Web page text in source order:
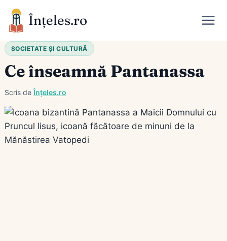
Skip
content
Înțeles.ro
SOCIETATE ȘI CULTURĂ
Ce înseamnă Pantanassa
Scris de Înțeles.ro